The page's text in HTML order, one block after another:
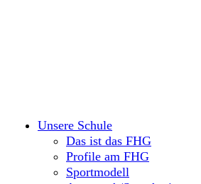
Unsere Schule
Das ist das FHG
Profile am FHG
Sportmodell